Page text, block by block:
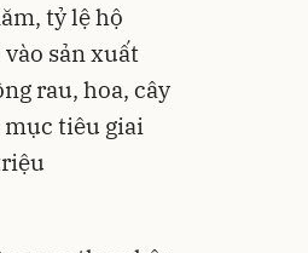
tỷ lệ hộ
sản xuất
rau, hoa, cây
mục tiêu giai